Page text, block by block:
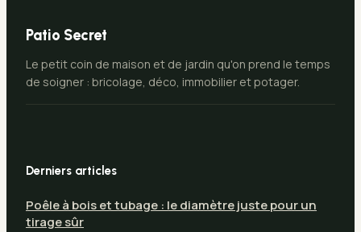
Patio Secret
Le petit coin de maison et de jardin qu'on prend le temps
de soigner : bricolage, déco, immobilier et potager.
Derniers articles
Poêle à bois et tubage : le diamètre juste pour un
tirage sûr